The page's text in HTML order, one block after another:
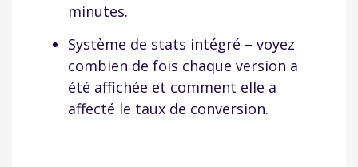
minutes.
Système de stats intégré – voyez
combien de fois chaque version a
été affichée et comment elle a
affecté le taux de conversion.